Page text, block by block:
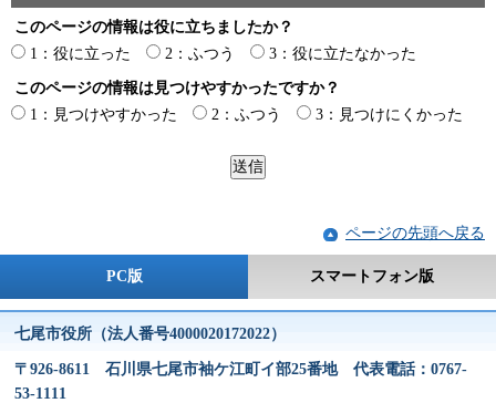
このページの情報は役に立ちましたか？
1：役に立った
2：ふつう 3：役に立たなかった
このページの情報は見つけやすかったですか？
1：見つけやすかった
2：ふつう 3：見つけにくかった
ページの先頭へ戻る
PC版 スマートフォン版
七尾市役所（法人番号4000020172022）
〒926-8611 石川県七尾市袖ケ江町イ部25番地 代表電話：0767-
53-1111